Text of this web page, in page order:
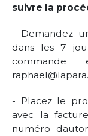
suivre la
- Demandez
dans les 7
- Placez le
avec la
numéro